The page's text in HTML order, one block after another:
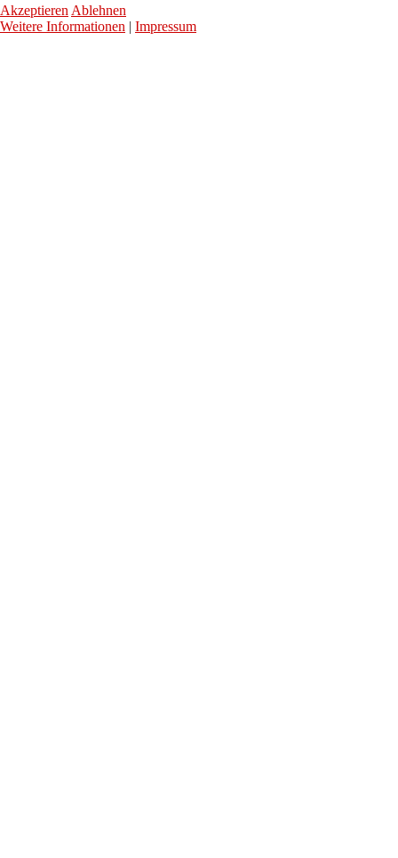
Akzeptieren Ablehnen
Weitere Informationen | Impressum